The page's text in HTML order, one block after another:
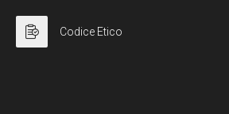
Codice Etico